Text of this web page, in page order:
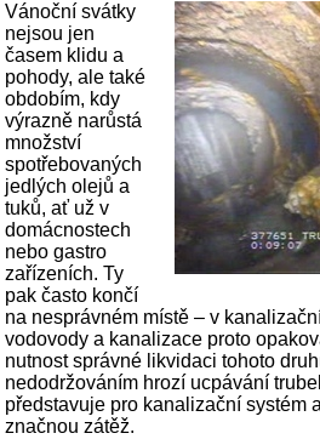
Vánoční svátky
nejsou jen
časem klidu a
pohody, ale také
obdobím, kdy
výrazně narůstá
množství
spotřebovaných
jedlých olejů a
tuků, ať už v
domácnostech
nebo gastro
zařízeních. Ty
pak často končí
na nesprávném místě – v
vodovody a kanalizace proto
nutnost správné likvidaci tohoto
nedodržováním hrozí ucpávání
představuje pro kanalizační systém
značnou zátěž.